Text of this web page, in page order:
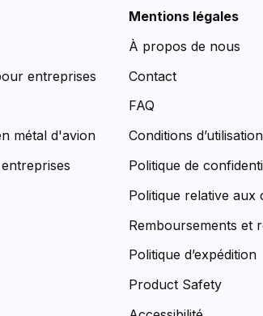
entreprises
métal d'avion
Mentions légales
À propos de nous
Contact
FAQ
Conditions d’utilisation
Politique de
Politique relative aux
Remboursements et
Politique d’expédition
Product Safety